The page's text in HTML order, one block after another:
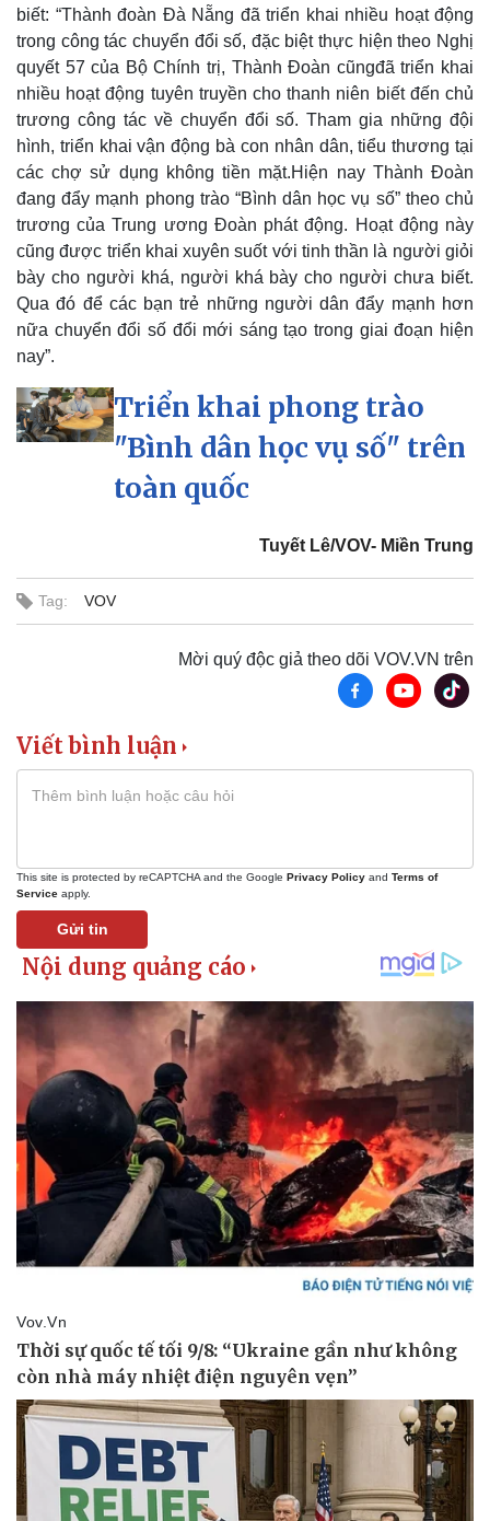
Kinh tế
Bất động sản
Khởi nghiệp
Giá vàng
Tỷ giá
Chứng khoán
Giá cà phê
Vụ án
Tư vấn luật
Thể thao
Bóng đá
Lịch thi đấu bóng đá
Thế giới thể thao
eSports
Hậu trường
Ô tô
Xe máy
Tư vấn
biết: “Thành đoàn Đà Nẵng đã triển khai nhiều hoạt động
trong công tác chuyển đổi số, đặc biệt thực hiện theo Nghị
quyết 57 của Bộ Chính trị, Thành Đoàn cũngđã triển khai
nhiều hoạt động tuyên truyền cho thanh niên biết đến chủ
trương công tác về chuyển đổi số. Tham gia những đội
hình, triển khai vận động bà con nhân dân, tiểu thương tại
các chợ sử dụng không tiền mặt.Hiện nay Thành Đoàn
đang đẩy mạnh phong trào “Bình dân học vụ số” theo chủ
trương của Trung ương Đoàn phát động. Hoạt động này
cũng được triển khai xuyên suốt với tinh thần là người giỏi
bày cho người khá, người khá bày cho người chưa biết.
Qua đó để các bạn trẻ những người dân đẩy mạnh hơn
nữa chuyển đổi số đổi mới sáng tạo trong giai đoạn hiện
nay”.
Triển khai phong trào
"Bình dân học vụ số" trên
toàn quốc
Tuyết Lê/VOV- Miền Trung
Tag: VOV
Mời quý độc giả theo dõi VOV.VN trên
Viết bình luận
This site is protected by reCAPTCHA and the Google Privacy Policy and Terms of
Service apply.
Gửi tin